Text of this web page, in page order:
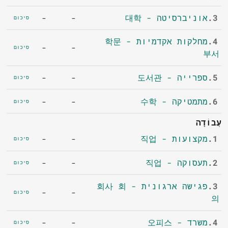
3. אוניברסיטה - 대학 -
- סיכום
4.
מחלקות אקדמיות - 학문
부서
-
- סיכום
5. ספרייה - 도서관 -
- סיכום
6. מתמטיקה - 수학 -
- סיכום
עֲבוֹדָה
1. מקצועות - 직업 -
- סיכום
2. תעסוקה - 직업 -
- סיכום
3.
פגישה ארגונית - 회사 회
의
-
- סיכום
4. משרד - 오피스 -
- סיכום